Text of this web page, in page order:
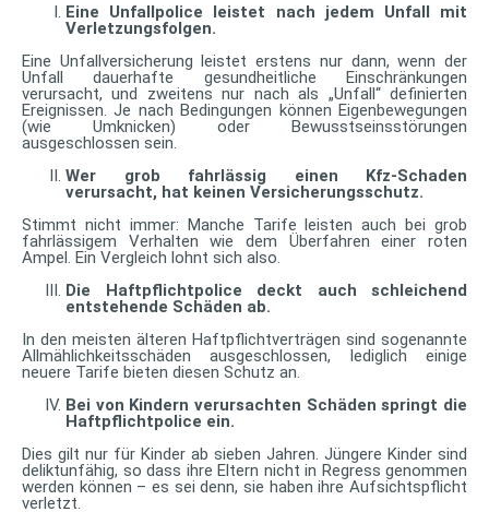
Eine Unfallpolice leistet nach jedem Unfall mit
Verletzungsfolgen.
Eine Unfallversicherung leistet erstens nur dann, wenn der
Unfall dauerhafte gesundheitliche Einschränkungen
verursacht, und zweitens nur nach als „Unfall“ definierten
Ereignissen. Je nach Bedingungen können Eigenbewegungen
(wie Umknicken) oder Bewusstseinsstörungen
ausgeschlossen sein.
Wer grob fahrlässig einen Kfz-Schaden
verursacht, hat keinen Versicherungsschutz.
Stimmt nicht immer: Manche Tarife leisten auch bei grob
fahrlässigem Verhalten wie dem Überfahren einer roten
Ampel. Ein Vergleich lohnt sich also.
Die Haftpflichtpolice deckt auch schleichend
entstehende Schäden ab.
In den meisten älteren Haftpflichtverträgen sind sogenannte
Allmählichkeitsschäden ausgeschlossen, lediglich einige
neuere Tarife bieten diesen Schutz an.
Bei von Kindern verursachten Schäden springt die
Haftpflichtpolice ein.
Dies gilt nur für Kinder ab sieben Jahren. Jüngere Kinder sind
deliktunfähig, so dass ihre Eltern nicht in Regress genommen
werden können – es sei denn, sie haben ihre Aufsichtspflicht
verletzt.